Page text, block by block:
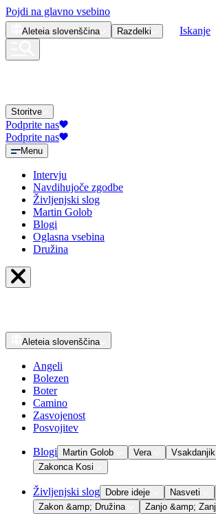
Pojdi na glavno vsebino
Aleteia slovenščina Razdelki Iskanje
Storitve
Podprite nas
Podprite nas
Menu
Intervju
Navdihujoče zgodbe
Življenjski slog
Martin Golob
Blogi
Oglasna vsebina
Družina
Aleteia slovenščina
Angeli
Bolezen
Boter
Camino
Zasvojenost
Posvojitev
Blogi Martin Golob Vera
Vsakdanjik
Zakonca Kosi
Življenjski slog Dobre ideje Nasveti
Zakon &amp; Družina
Zanjo &amp; Zanj